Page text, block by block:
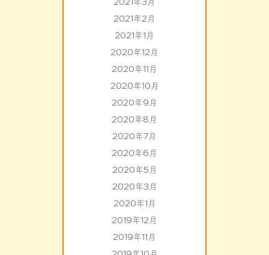
2021年2月
2021年1月
2020年12月
2020年11月
2020年10月
2020年9月
2020年8月
2020年7月
2020年6月
2020年5月
2020年3月
2020年1月
2019年12月
2019年11月